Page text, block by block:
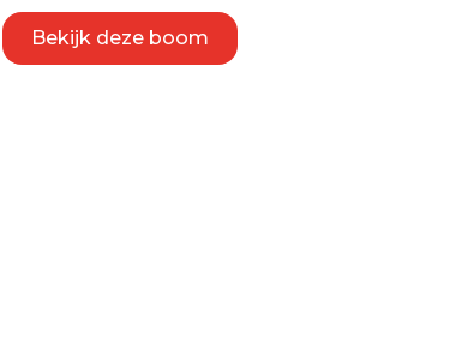
Bekijk deze boom
product
heeft